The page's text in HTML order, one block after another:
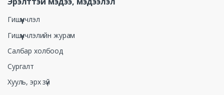
Гишүүнчлэл
Гишүүнчлэлийн журам
Салбар холбоод
Сургалт
Хууль, эрх зүй